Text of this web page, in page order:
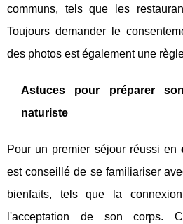
communs, tels que les
Toujours demander le
des photos est également une
Astuces pour préparer
naturiste
Pour un premier séjour réussi en
est conseillé de se familiariser
bienfaits, tels que la
l'acceptation de son corps.